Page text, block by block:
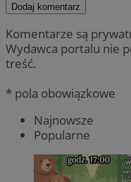
Dodaj komentarz
Komentarze są
Wydawca portalu nie
treść.
* pola obowiązkowe
Najnowsze
Popularne